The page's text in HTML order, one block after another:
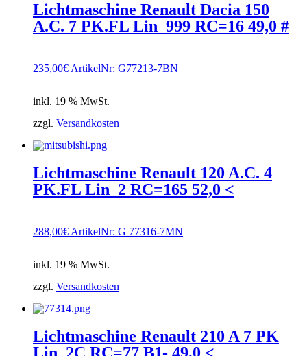
Lichtmaschine Renault Dacia 150
A.C. 7 PK.FL Lin_999 RC=16 49,0 #
235,00€ ArtikelNr: G77213-7BN
inkl. 19 % MwSt.
zzgl. Versandkosten
Lichtmaschine Renault 120 A.C. 4
PK.FL Lin_2 RC=165 52,0 <
288,00€ ArtikelNr: G 77316-7MN
inkl. 19 % MwSt.
zzgl. Versandkosten
Lichtmaschine Renault 210 A 7 PK